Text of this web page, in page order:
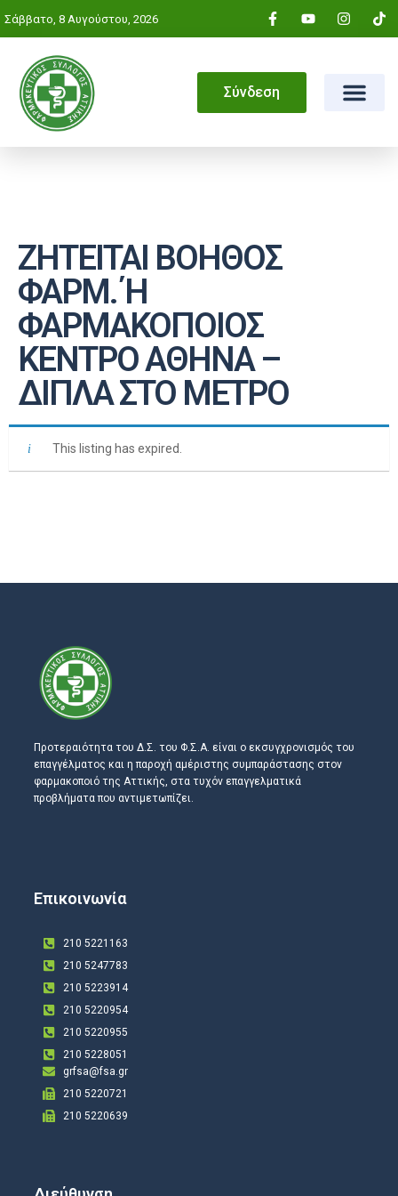
Σάββατο, 8 Αυγούστου, 2026
Σύνδεση
ΖΗΤΕΙΤΑΙ ΒΟΗΘΟΣ
ΦΑΡΜ. Ή
ΦΑΡΜΑΚΟΠΟΙΟΣ
ΚΕΝΤΡΟ ΑΘΗΝΑ –
ΔΙΠΛΑ ΣΤΟ ΜΕΤΡΟ
This listing has expired.
Προτεραιότητα του Δ.Σ. του Φ.Σ.Α. είναι ο εκσυγχρονισμός του
επαγγέλματος και η παροχή αμέριστης συμπαράστασης στον
φαρμακοποιό της Αττικής, στα τυχόν επαγγελματικά
προβλήματα που αντιμετωπίζει.
Επικοινωνία
210 5221163
210 5247783
210 5223914
210 5220954
210 5220955
210 5228051
grfsa@fsa.gr
210 5220721
210 5220639